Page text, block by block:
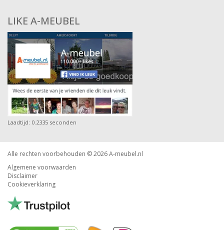
LIKE A-MEUBEL
Laadtijd: 0.2335 seconden
Alle rechten voorbehouden © 2026A-meubel.nl
Algemene voorwaarden
Disclaimer
Cookieverklaring